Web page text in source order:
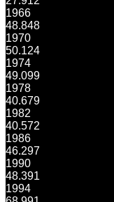
1966
48.848
1970
50.124
1974
49.099
1978
40.679
1982
40.572
1986
46.297
1990
48.391
1994